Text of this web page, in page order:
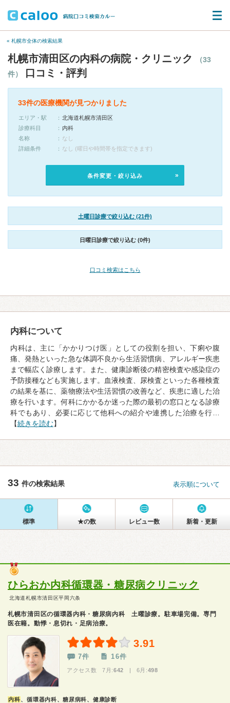
« 札幌市全体の検索結果
札幌市清田区の内科の病院・クリニック
（33
件）
口コミ・評判
33件の医療機関が見つかりました
エリア・駅
北海道札幌市清田区
診療科目
内科
名称
なし
詳細条件
なし (曜日や時間帯を指定できます)
条件変更・絞り込み
土曜日診療で絞り込む (21件)
日曜日診療で絞り込む (0件)
口コミ検索はこちら
内科について
内科は、主に「かかりつけ医」としての役割を担い、下痢や腹
痛、発熱といった急な体調不良から生活習慣病、アレルギー疾患
まで幅広く診療します。また、健康診断後の精密検査や感染症の
予防接種なども実施します。血液検査、尿検査といった各種検査
の結果を基に、薬物療法や生活習慣の改善など、疾患に適した治
療を行います。何科にかかるか迷った際の最初の窓口となる診療
科でもあり、必要に応じて他科への紹介や連携した治療を行…
【続きを読む】
33 件の検索結果 表示順について
標準 ★の数 レビュー数 新着・更新
ひらおか内科循環器・糖尿病クリニック
北海道札幌市清田区平岡六条
札幌市清田区の循環器内科・糖尿病内科 土曜診療。駐車場完備。専門
医在籍。動悸・息切れ・足病治療。
3.91
7件 16件
アクセス数 7月:642 | 6月:498
内科、循環器内科、糖尿病科、健康診断